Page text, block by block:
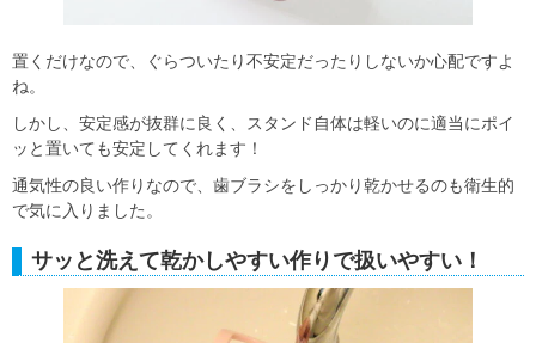
置くだけなので、ぐらついたり不安定だったりしないか心配ですよ
ね。
しかし、安定感が抜群に良く、スタンド自体は軽いのに適当にポイ
ッと置いても安定してくれます！
通気性の良い作りなので、歯ブラシをしっかり乾かせるのも衛生的
で気に入りました。
サッと洗えて乾かしやすい作りで扱いやすい！